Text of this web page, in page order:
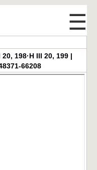
☰
198·H III 20, 199 |
66208